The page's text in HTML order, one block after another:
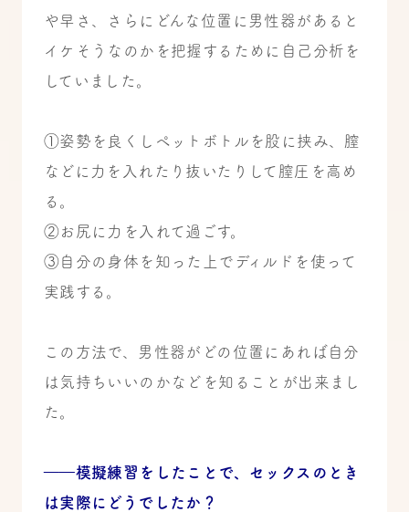
や早さ、さらにどんな位置に男性器があると
イケそうなのかを把握するために自己分析を
していました。
①姿勢を良くしペットボトルを股に挟み、膣
などに力を入れたり抜いたりして膣圧を高め
る。
②お尻に力を入れて過ごす。
③自分の身体を知った上でディルドを使って
実践する。
この方法で、男性器がどの位置にあれば自分
は気持ちいいのかなどを知ることが出来まし
た。
――模擬練習をしたことで、セックスのとき
は実際にどうでしたか？